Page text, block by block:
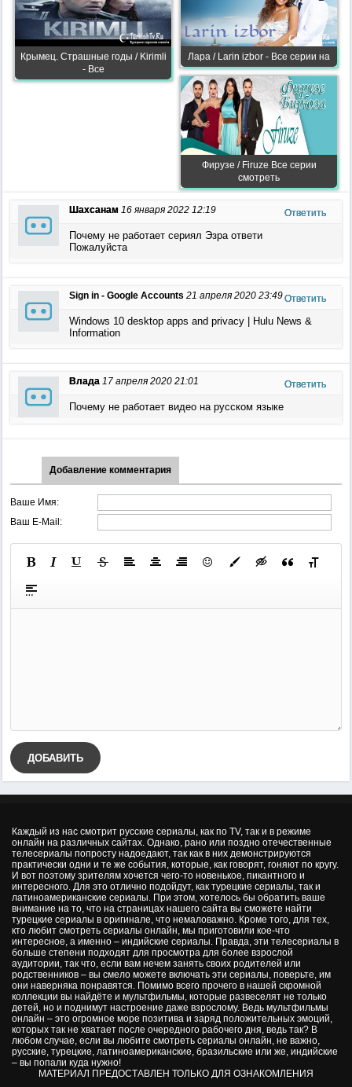
Крымец. Страшные годы / Kirimli
- Все
Лара / Larin izbor - Все серии на
Фирузе / Firuze Все серии
смотреть
Шахсанам 16 января 2022 12:19 Ответить
Почему не работает сериял Эзра ответи
Пожалуйста
Sign in - Google Accounts 21 апреля 2020 23:49Ответить
Windows 10 desktop apps and privacy | Hulu News &
Information
Влада 17 апреля 2020 21:01 Ответить
Почему не работает видео на русском языке
Добавление комментария
Ваше Имя:
Ваш E-Mail:
ДОБАВИТЬ
Каждый из нас смотрит русские сериалы, как по TV, так и в режиме
онлайн на различных сайтах. Однако, рано или поздно отечественные
телесериалы попросту надоедают, так как в них демонстрируются
практически одни и те же события, которые, как говорят, гоняют по кругу.
И вот поэтому зрителям хочется чего-то новенькое, пикантного и
интересного. Для это отлично подойдут, как турецкие сериалы, так и
латиноамериканские сериалы. При этом, хотелось бы обратить ваше
внимание на то, что на страницах нашего сайта вы сможете найти
турецкие сериалы в оригинале, что немаловажно. Кроме того, для тех,
кто любит смотреть сериалы онлайн, мы приготовили кое-что
интересное, а именно – индийские сериалы. Правда, эти телесериалы в
больше степени подходят для просмотра для более взрослой
аудитории, так что, если вам нечем занять своих родителей или
родственников – вы смело можете включать эти сериалы, поверьте, им
они наверняка понравятся. Помимо всего прочего в нашей скромной
коллекции вы найдёте и мультфильмы, которые развеселят не только
детей, но и поднимут настроение даже взрослому. Ведь мультфильмы
онлайн – это огромное море позитива и заряд положительных эмоций,
которых так не хватает после очередного рабочего дня, ведь так? В
любом случае, если вы любите смотреть сериалы онлайн, не важно,
русские, турецкие, латиноамериканские, бразильские или же, индийские
– вы попали куда нужно!
МАТЕРИАЛ ПРЕДОСТАВЛЕН ТОЛЬКО ДЛЯ ОЗНАКОМЛЕНИЯ